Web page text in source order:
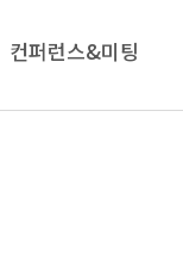
컨퍼런스&미팅